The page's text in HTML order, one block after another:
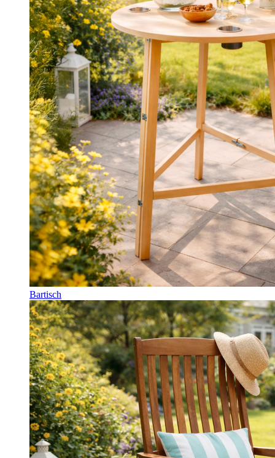
Bartisch